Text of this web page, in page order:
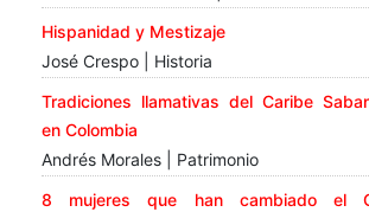
Hispanidad y Mestizaje
José Crespo | Historia
Tradiciones llamativas del Caribe
en Colombia
Andrés Morales | Patrimonio
8 mujeres que han cambiado el